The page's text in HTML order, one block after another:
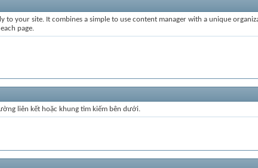
your site. It combines a simple to use content manager with a unique
page.
liên kết hoặc khung tìm kiếm bên dưới.